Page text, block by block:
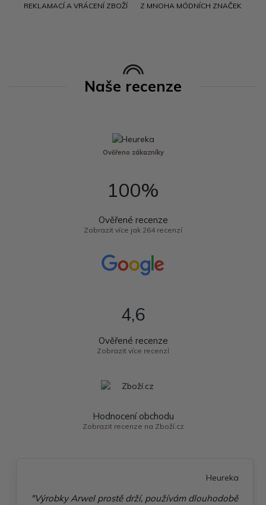
REKLAMACÍ A VRÁCENÍ ZBOŽÍ Z MNOHA MÓDNÍCH ZNAČEK
Naše recenze
Ověřeno zákazníky
100%
Ověřené recenze
Zobrazit více jak 264 recenzí
4,6
Ověřené recenze
Zobrazit více recenzí
Hodnocení obchodu
Zobrazit recenze na Zboží.cz
Heureka
"Výrobky Arwel prostě drží, používám dlouhodobě